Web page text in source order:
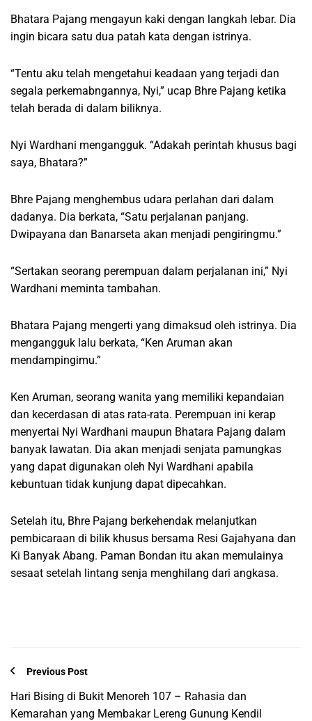
Bhatara Pajang mengayun kaki dengan langkah lebar. Dia
ingin bicara satu dua patah kata dengan istrinya.
“Tentu aku telah mengetahui keadaan yang terjadi dan
segala perkemabngannya, Nyi,” ucap Bhre Pajang ketika
telah berada di dalam biliknya.
Nyi Wardhani mengangguk. “Adakah perintah khusus bagi
saya, Bhatara?”
Bhre Pajang menghembus udara perlahan dari dalam
dadanya. Dia berkata, “Satu perjalanan panjang.
Dwipayana dan Banarseta akan menjadi pengiringmu.”
“Sertakan seorang perempuan dalam perjalanan ini,” Nyi
Wardhani meminta tambahan.
Bhatara Pajang mengerti yang dimaksud oleh istrinya. Dia
mengangguk lalu berkata, “Ken Aruman akan
mendampingimu.”
Ken Aruman, seorang wanita yang memiliki kepandaian
dan kecerdasan di atas rata-rata. Perempuan ini kerap
menyertai Nyi Wardhani maupun Bhatara Pajang dalam
banyak lawatan. Dia akan menjadi senjata pamungkas
yang dapat digunakan oleh Nyi Wardhani apabila
kebuntuan tidak kunjung dapat dipecahkan.
Setelah itu, Bhre Pajang berkehendak melanjutkan
pembicaraan di bilik khusus bersama Resi Gajahyana dan
Ki Banyak Abang. Paman Bondan itu akan memulainya
sesaat setelah lintang senja menghilang dari angkasa.
Previous Post
Hari Bising di Bukit Menoreh 107 – Rahasia dan
Kemarahan yang Membakar Lereng Gunung Kendil